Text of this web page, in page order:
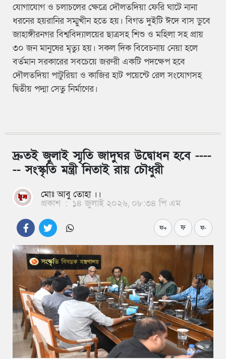
যোগাযোগ ও চলাচলের ক্ষেত্রে দৌলতদিয়া ফেরি ঘাটে নানা
ধরনের হয়রানির সম্মুখীন হতে হয়। বিগত দুইটি ঈদে বাস ডুবে
জাহাঙ্গীরনগর বিশ্ববিদ্যালয়ের ছাত্রসহ শিশু ও মহিলা সহ প্রায়
৩০ জন মানুষের মৃত্যু হয়। সকল দিক বিবেচনায় নেয়া হলে
বর্তমান সরকারের সবচেয়ে জরুরী একটি পদক্ষেপ হবে
দৌলতদিয়া পাটুরিয়া ও কাজির হাট পয়েন্টে রেল সংযোগসহ
দ্বিতীয় পদ্মা সেতু নির্মাণের।
দ্রুতই জুলাই স্মৃতি জাদুঘর উদ্বোধন হবে ----
-- সংস্কৃতি মন্ত্রী নিতাই রায় চৌধুরী
মোঃ আবু তোহা ।।
প্রকাশ : ১৪ জুলাই ২০২৬, ০৮:৩৪ পি এম
ফ+ ফ ফ-